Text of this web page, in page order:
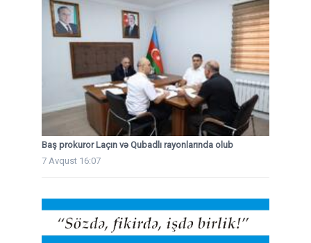
Baş prokuror Laçın və Qubadlı rayonlarında olub
7 Avqust 16:07